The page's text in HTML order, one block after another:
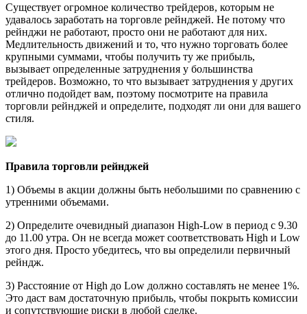
Существует огромное количество трейдеров, которым не
удавалось заработать на торговле рейнджей. Не потому что
рейнджи не работают, просто они не работают для них.
Медлительность движений и то, что нужно торговать более
крупными суммами, чтобы получить ту же прибыль,
вызывает определенные затруднения у большинства
трейдеров. Возможно, то что вызывает затруднения у других
отлично подойдет вам, поэтому посмотрите на правила
торговли рейнджей и определите, подходят ли они для вашего
стиля.
Правила торговли рейнджей
1) Объемы в акции должны быть небольшими по сравнению с
утренними объемами.
2) Определите очевидный диапазон High-Low в период с 9.30
до 11.00 утра. Он не всегда может соответствовать High и Low
этого дня. Просто убедитесь, что вы определили первичный
рейндж.
3) Расстояние от High до Low должно составлять не менее 1%.
Это даст вам достаточную прибыль, чтобы покрыть комиссии
и сопутствующие риски в любой сделке.